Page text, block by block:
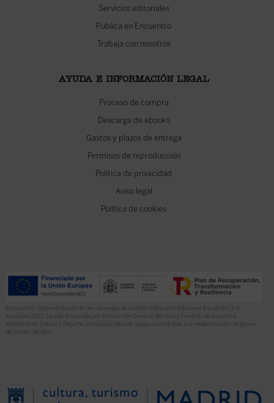
Servicios editoriales
Publica en Encuentro
Trabaja con nosotros
AYUDA E INFORMACIÓN LEGAL
Proceso de compra
Descarga de ebooks
Gastos y plazos de entrega
Permisos de reproducción
Política de privacidad
Aviso legal
Política de cookies
El proyecto “Implementación de herramientas de Gestión Editorial en Ediciones Encuentro, S.A.
anualidad 2022” ha sido financiado por la Dirección General del Libro y Fomento de la Lectura,
Ministerio de Cultura y Deporte. La finalidad de este apoyo es contribuir a la modernización de pymes
del sector del libro.